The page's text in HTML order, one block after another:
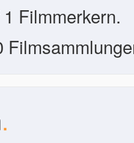
Filmmerkern.
.